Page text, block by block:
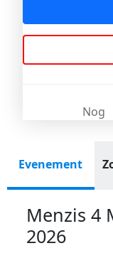
Nog
Evenement
Menzis 4
2026